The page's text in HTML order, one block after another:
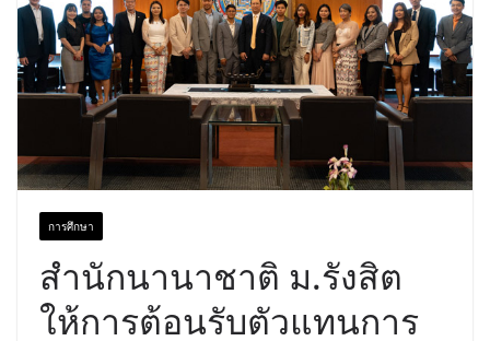
การศึกษา
สำนักนานาชาติ ม.รังสิต
ให้การต้อนรับตัวแทนการ